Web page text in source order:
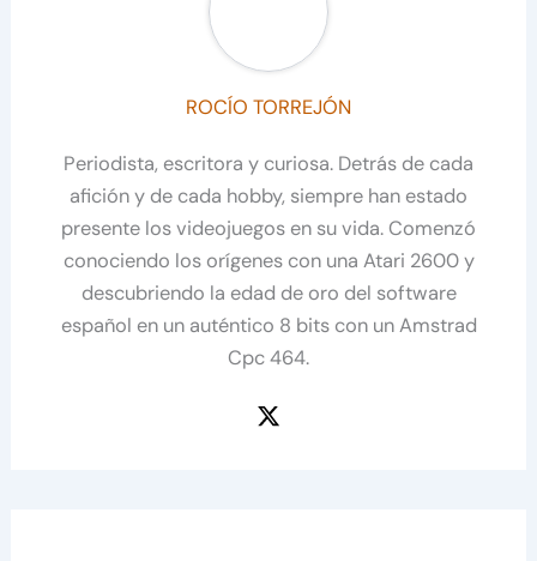
ROCÍO TORREJÓN
Periodista, escritora y curiosa. Detrás de cada
afición y de cada hobby, siempre han estado
presente los videojuegos en su vida. Comenzó
conociendo los orígenes con una Atari 2600 y
descubriendo la edad de oro del software
español en un auténtico 8 bits con un Amstrad
Cpc 464.